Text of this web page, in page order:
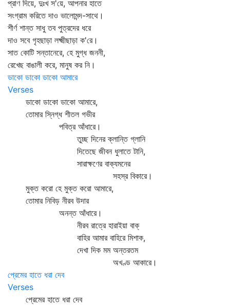
প্রাণ দিয়ে, দুঃখ স'য়ে, আপনার হাতে
সংগ্রাম করিতে দাও ভালোমন্দ-সাথে।
শীর্ণ শান্ত সাধু তব পুত্রদের ধরে
দাও সবে গৃহছাড়া লক্ষ্মীছাড়া ক'রে।
সাত কোটি সন্তানেরে, হে মুগ্ধ জননী,
রেখেছ বাঙালী করে, মানুষ কর নি।
ডাকো ডাকো ডাকো আমারে
Verses
ডাকো ডাকো ডাকো আমারে,
তোমার স্নিগ্ধ শীতল গভীর
পবিত্র আঁধারে।
তুচ্ছ দিনের ক্লান্তি গ্লানি
দিতেছে জীবন ধুলাতে টানি,
সারাক্ষণের বাক্যমনের
সহস্র বিকারে।
মুক্ত করো হে মুক্ত করো আমারে,
তোমার নিবিড় নীরব উদার
অনন্ত আঁধারে।
নীরব রাত্রে হারাইয়া বাক্‌
বাহির আমার বাহিরে মিশাক,
দেখা দিক মম অন্তরতম
অখণ্ড আকারে।
প্রেমের হাতে ধরা দেব
Verses
প্রেমের হাতে ধরা দেব